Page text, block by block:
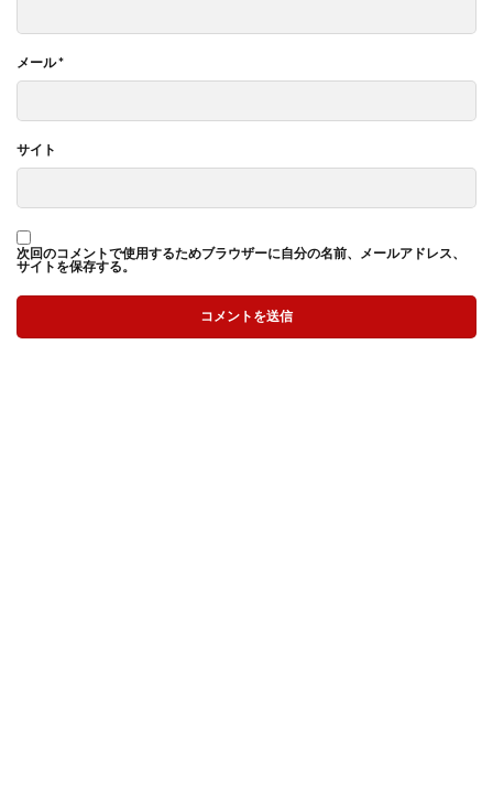
メール*
サイト
次回のコメントで使用するためブラウザーに自分の名前、メールアドレス、
サイトを保存する。